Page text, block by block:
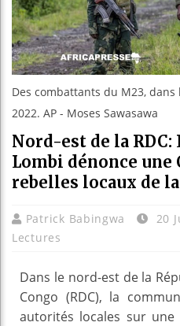
Des combattants du M23,
2022. AP - Moses Sawasawa
Nord-est de la RDC:
Lombi dénonce
rebelles locaux de
Patrick Babingwa 20
Lectures
Dans le nord-est de la
Congo (RDC), la
autorités locales sur